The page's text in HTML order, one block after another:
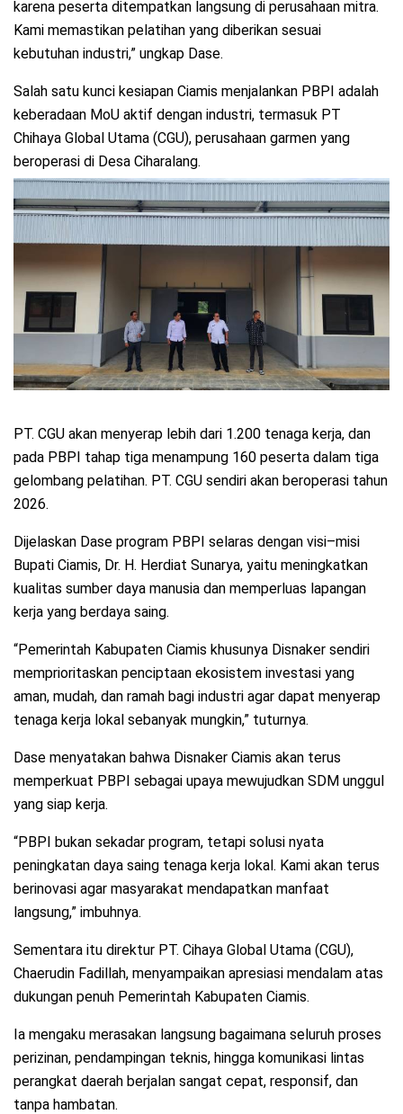
karena peserta ditempatkan langsung di perusahaan mitra.
Kami memastikan pelatihan yang diberikan sesuai
kebutuhan industri,” ungkap Dase.
Salah satu kunci kesiapan Ciamis menjalankan PBPI adalah
keberadaan MoU aktif dengan industri, termasuk PT
Chihaya Global Utama (CGU), perusahaan garmen yang
beroperasi di Desa Ciharalang.
PT. CGU akan menyerap lebih dari 1.200 tenaga kerja, dan
pada PBPI tahap tiga menampung 160 peserta dalam tiga
gelombang pelatihan. PT. CGU sendiri akan beroperasi tahun
2026.
Dijelaskan Dase program PBPI selaras dengan visi–misi
Bupati Ciamis, Dr. H. Herdiat Sunarya, yaitu meningkatkan
kualitas sumber daya manusia dan memperluas lapangan
kerja yang berdaya saing.
“Pemerintah Kabupaten Ciamis khusunya Disnaker sendiri
memprioritaskan penciptaan ekosistem investasi yang
aman, mudah, dan ramah bagi industri agar dapat menyerap
tenaga kerja lokal sebanyak mungkin,” tuturnya.
Dase menyatakan bahwa Disnaker Ciamis akan terus
memperkuat PBPI sebagai upaya mewujudkan SDM unggul
yang siap kerja.
“PBPI bukan sekadar program, tetapi solusi nyata
peningkatan daya saing tenaga kerja lokal. Kami akan terus
berinovasi agar masyarakat mendapatkan manfaat
langsung,” imbuhnya.
Sementara itu direktur PT. Cihaya Global Utama (CGU),
Chaerudin Fadillah, menyampaikan apresiasi mendalam atas
dukungan penuh Pemerintah Kabupaten Ciamis.
Ia mengaku merasakan langsung bagaimana seluruh proses
perizinan, pendampingan teknis, hingga komunikasi lintas
perangkat daerah berjalan sangat cepat, responsif, dan
tanpa hambatan.